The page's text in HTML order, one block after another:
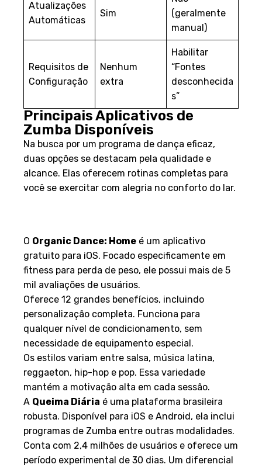
Atualizações
Automáticas
Sim
(geralmente
manual)
Requisitos de
Configuração
Nenhum
extra
Habilitar
“Fontes
desconhecida
s”
Principais Aplicativos de
Zumba Disponíveis
Na busca por um programa de dança eficaz,
duas opções se destacam pela qualidade e
alcance. Elas oferecem rotinas completas para
você se exercitar com alegria no conforto do lar.
O Organic Dance: Home é um aplicativo
gratuito para iOS. Focado especificamente em
fitness para perda de peso, ele possui mais de 5
mil avaliações de usuários.
Oferece 12 grandes benefícios, incluindo
personalização completa. Funciona para
qualquer nível de condicionamento, sem
necessidade de equipamento especial.
Os estilos variam entre salsa, música latina,
reggaeton, hip-hop e pop. Essa variedade
mantém a motivação alta em cada sessão.
A Queima Diária é uma plataforma brasileira
robusta. Disponível para iOS e Android, ela inclui
programas de Zumba entre outras modalidades.
Conta com 2,4 milhões de usuários e oferece um
período experimental de 30 dias. Um diferencial